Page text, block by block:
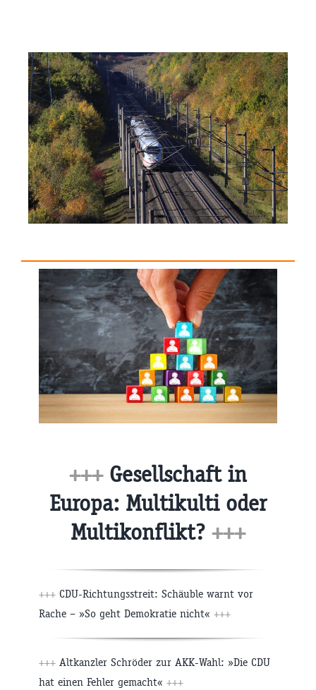
+++ Gesellschaft in
Europa: Multikulti oder
Multikonflikt? +++
+++ CDU-Richtungsstreit: Schäuble warnt vor
Rache – »So geht Demokratie nicht« +++
+++ Altkanzler Schröder zur AKK-Wahl: »Die CDU
hat einen Fehler gemacht« +++